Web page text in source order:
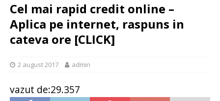
Cel mai rapid credit online –
Aplica pe internet, raspuns in
cateva ore [CLICK]
2 august 2017 admin
vazut de:29.357